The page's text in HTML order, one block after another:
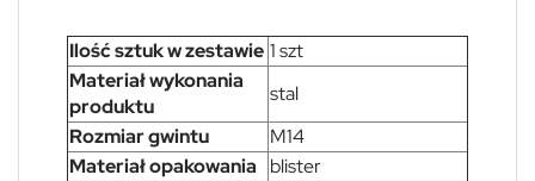
Ilość sztuk w zestawie 1 szt
Materiał wykonania
produktu
stal
Rozmiar gwintu
M14
Materiał opakowania
blister